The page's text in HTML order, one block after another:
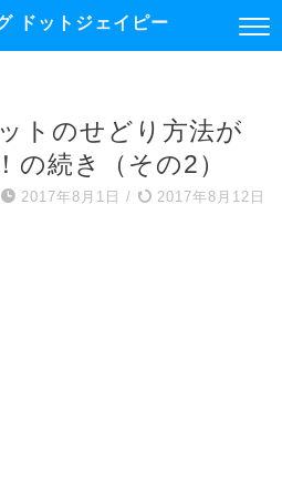
ドットジェイピー
トのせどり方法が
の続き（その2）
2017年8月1日 / 2017年8月12日